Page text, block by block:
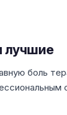
лучшие
боль